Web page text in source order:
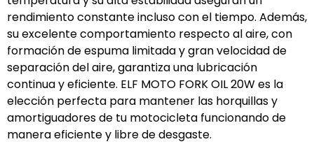
rendimiento constante incluso con el tiempo. Además,
su excelente comportamiento respecto al aire, con
formación de espuma limitada y gran velocidad de
separación del aire, garantiza una lubricación
continua y eficiente. ELF MOTO FORK OIL 20W es la
elección perfecta para mantener las horquillas y
amortiguadores de tu motocicleta funcionando de
manera eficiente y libre de desgaste.